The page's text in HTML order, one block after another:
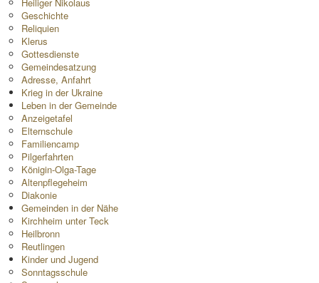
Geschichte
Reliquien
Klerus
Gottesdienste
Gemeindesatzung
Adresse, Anfahrt
Krieg in der Ukraine
Leben in der Gemeinde
Anzeigetafel
Elternschule
Familiencamp
Pilgerfahrten
Königin-Olga-Tage
Altenpflegeheim
Diakonie
Gemeinden in der Nähe
Kirchheim unter Teck
Heilbronn
Reutlingen
Kinder und Jugend
Sonntagsschule